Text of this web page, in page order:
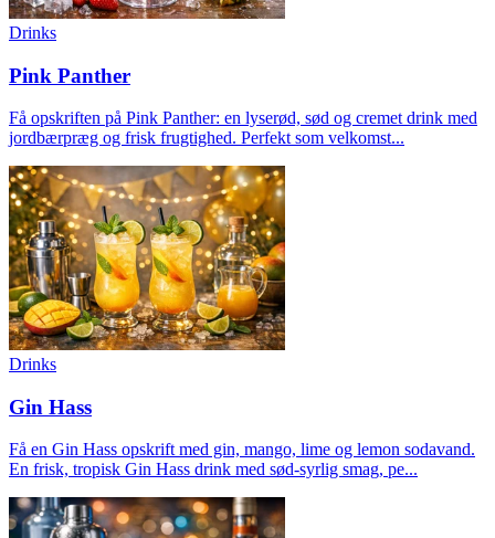
Drinks
Pink Panther
Få opskriften på Pink Panther: en lyserød, sød og cremet drink med
jordbærpræg og frisk frugtighed. Perfekt som velkomst...
Drinks
Gin Hass
Få en Gin Hass opskrift med gin, mango, lime og lemon sodavand.
En frisk, tropisk Gin Hass drink med sød-syrlig smag, pe...